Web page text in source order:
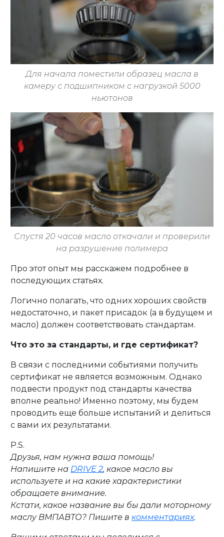
Для начала поместили образец масла в
камеру с подшипником с нагрузкой 5000
ньютонов
Спустя 20 часов масло откачали и проверили
на разрушение полимера
Про этот опыт мы расскажем подробнее в
последующих статьях.
Логично полагать, что одних хороших свойств
недостаточно, и пакет присадок (а в будущем и
масло) должен соответствовать стандартам.
Что это за стандарты, и где сертификат?
В связи с последними событиями получить
сертификат не является возможным. Однако
подвести продукт под стандарты качества
вполне реально! Именно поэтому, мы будем
проводить еще больше испытаний и делиться
с вами их результатами.
P.S.
Друзья, нам нужна ваша помощь!
Напишите на DRIVE 2, какое масло вы
используете и на какие характеристики
обращаете внимание.
Кстати, какое название вы бы дали моторному
маслу ВМПАВТО? Пишите вкомментариях.